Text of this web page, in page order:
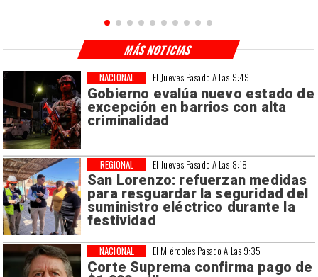
El Jueves Pasado A Las 9:49
Gobierno evalúa nuevo estado de
excepción en barrios con alta
criminalidad
NACIONAL
El Jueves Pasado A Las 8:18
San Lorenzo: refuerzan medidas
para resguardar la seguridad del
suministro eléctrico durante la
festividad
REGIONAL
El Miércoles Pasado A Las 9:35
Corte Suprema confirma pago de
NACIONAL
MÁS NOTICIAS